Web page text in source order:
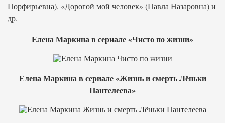
Порфирьевна), «Дорогой мой человек» (Павла Назаровна) и
др.
Елена Маркина в сериале «Чисто по жизни»
Елена Маркина в сериале «Жизнь и смерть Лёньки
Пантелеева»